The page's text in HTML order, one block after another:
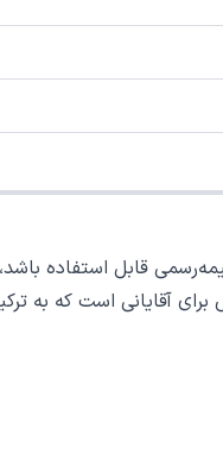
قابل استفاده باشد،